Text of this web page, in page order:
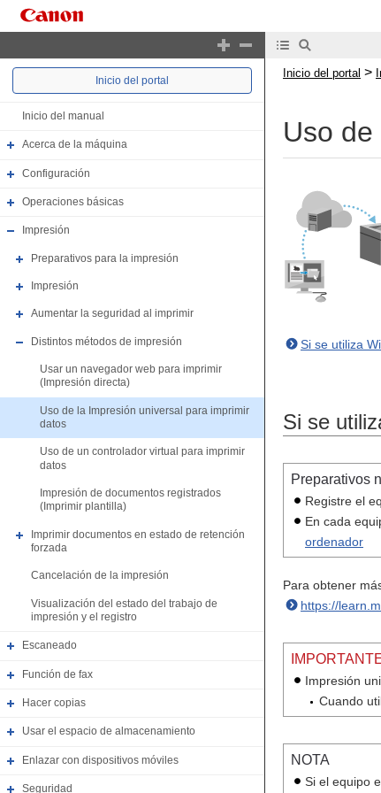
Inicio del portal
Inicio del manual
Acerca de la máquina
Configuración
Operaciones básicas
Impresión
Preparativos para la impresión
Impresión
Aumentar la seguridad al imprimir
Distintos métodos de impresión
Usar un navegador web para imprimir
(Impresión directa)
Uso de la Impresión universal para imprimir
datos
Uso de un controlador virtual para imprimir
datos
Impresión de documentos registrados
(Imprimir plantilla)
Imprimir documentos en estado de retención
forzada
Cancelación de la impresión
Visualización del estado del trabajo de
impresión y el registro
Escaneado
Función de fax
Hacer copias
Usar el espacio de almacenamiento
Enlazar con dispositivos móviles
Seguridad
Inicio del portal >
Uso
Si se utiliza
Si se
Preparativos
Registre el
En cada
ordenador
Para obtener
https://
Impresión
Cuando
NOTA
Si el equipo